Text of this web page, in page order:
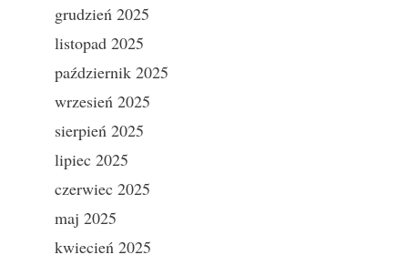
grudzień 2025
listopad 2025
październik 2025
wrzesień 2025
sierpień 2025
lipiec 2025
czerwiec 2025
maj 2025
kwiecień 2025